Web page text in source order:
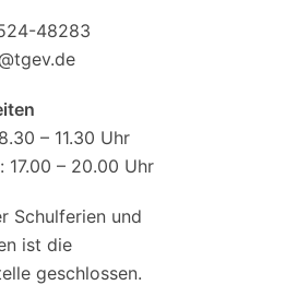
48283
– 11.30 Uhr
17.00 – 20.00 Uhr
Schulferien und
ist die
geschlossen.